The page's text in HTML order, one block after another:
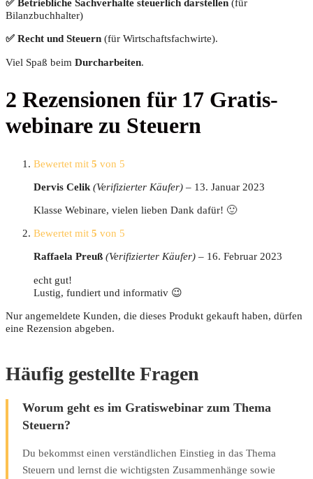
✅ Betrieb­li­che Sach­ver­hal­te steu­er­lich dar­stel­len (für
Bilanzbuchhalter)
✅ Recht und Steu­ern (für Wirt­schafts­fach­wir­te).
Viel Spaß beim Durch­ar­bei­ten.
2 Rezensionen für 17 Gra­tis­
web­i­na­re zu Steuern
Bewertet mit 5 von 5
Der­vis Celik (Verifizierter Käufer) – 13. Januar 2023
Klas­se Web­i­na­re, vie­len lie­ben Dank dafür! 🙂
Bewertet mit 5 von 5
Raf­fae­la Preuß (Verifizierter Käufer) – 16. Februar 2023
echt gut!
Lus­tig, fun­diert und informativ 😉
Nur angemeldete Kunden, die dieses Produkt gekauft haben, dürfen
eine Rezension abgeben.
Häufig gestellte Fragen
Worum geht es im Gratiswebinar zum Thema
Steuern?
Du bekommst einen verständlichen Einstieg in das Thema
Steuern und lernst die wichtigsten Zusammenhänge sowie